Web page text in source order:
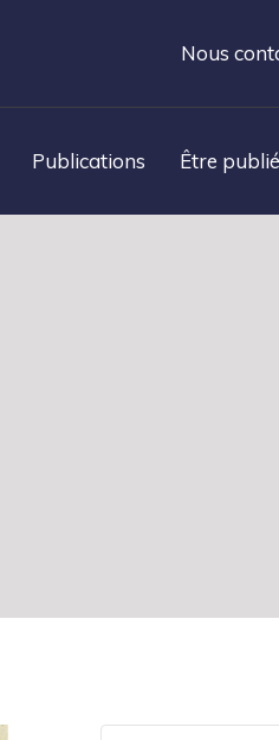
Nous
Publications Être publié